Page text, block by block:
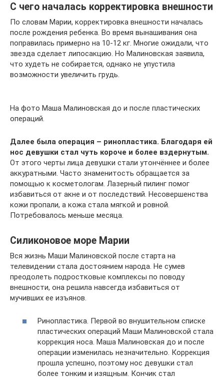
С чего началась корректировка внешности
По словам Марии, корректировка внешности началась
после рождения ребенка. Во время вынашивания она
поправилась примерно на 10-12 кг. Многие ожидали, что
звезда сделает липосакцию. Но Малиновская заявила,
что худеть не собирается, однако не упустила
возможности увеличить грудь.
На фото Маша Малиновская до и после пластических
операций.
Далее была операция – ринопластика. Благодаря ей
нос девушки стал чуть короче и более вздернутым.
От этого черты лица девушки стали утончённее и более
аккуратными. Часто знаменитость обращается за
помощью к косметологам. Лазерный пилинг помог
избавиться от акне и от последствий. Несовершенства
кожи пропали, а кожа стала мягкой и ровной.
Потребовалось меньше месяца.
Силиконовое море Марии
Вся жизнь Маши Малиновской после старта на
телевидении стала достоянием народа. Не сумев
преодолеть подростковые комплексы по поводу
внешности, она решила навсегда избавиться от
мучивших ее изъянов.
Ринопластика. Первой во внушительном списке
пластических операций Маши Малиновской стала
коррекция носа. Маша Малиновская до и после
операции изменилась незначительно. Коррекция
прошла успешно, поэтому нос девушки стал
более тонким и изящным. Кончик стал